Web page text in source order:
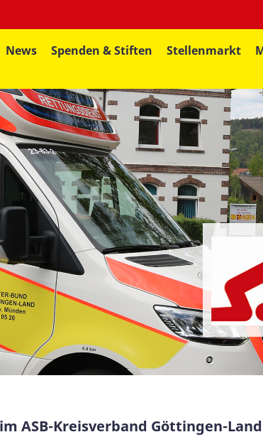
News Spenden & Stiften Stellenmarkt
ASB-Kreisverband Göttingen-Land